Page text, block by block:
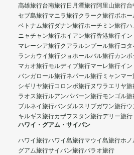
高雄旅行台南旅行日月潭旅行阿里山旅行台
セブ島旅行マニラ旅行クラーク旅行ボホー
ベトナム旅行ダナン旅行ホーチミン旅行ハ
ニャチャン旅行ホイアン旅行香港旅行イ
マレーシア旅行クアラルンプール旅行コ
ランカウイ旅行ジョホールバル旅行カン
マカオ旅行モルディブ旅行マーレ旅行イン
バンガロール旅行ネパール旅行 ミャンマ
シギリヤ旅行コロンボ旅行ヌワラエリヤ旅
ラオス旅行ルアンパバーン旅行モンゴル旅
ブルネイ旅行バンダルスリブガワン旅行ウ
キルギス旅行カザフスタン旅行デリー旅行
ハワイ・グアム・サイパン
ハワイ旅行ハワイ島旅行マウイ島旅行ホノ
グアム旅行サイパン旅行パラオ旅行